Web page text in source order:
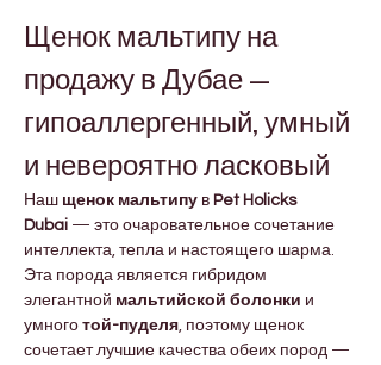
и 7-дневная политика обмена.
Щенок мальтипу на
продажу в Дубае —
гипоаллергенный, умный
и невероятно ласковый
Наш щенок мальтипу в Pet Holicks
Dubai — это очаровательное сочетание
интеллекта, тепла и настоящего шарма.
Эта порода является гибридом
элегантной мальтийской болонки и
умного той-пуделя, поэтому щенок
сочетает лучшие качества обеих пород —